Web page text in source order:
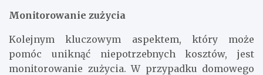
Monitorowanie zużycia
Kolejnym kluczowym aspektem, który może
pomóc uniknąć niepotrzebnych kosztów, jest
monitorowanie zużycia. W przypadku domowego